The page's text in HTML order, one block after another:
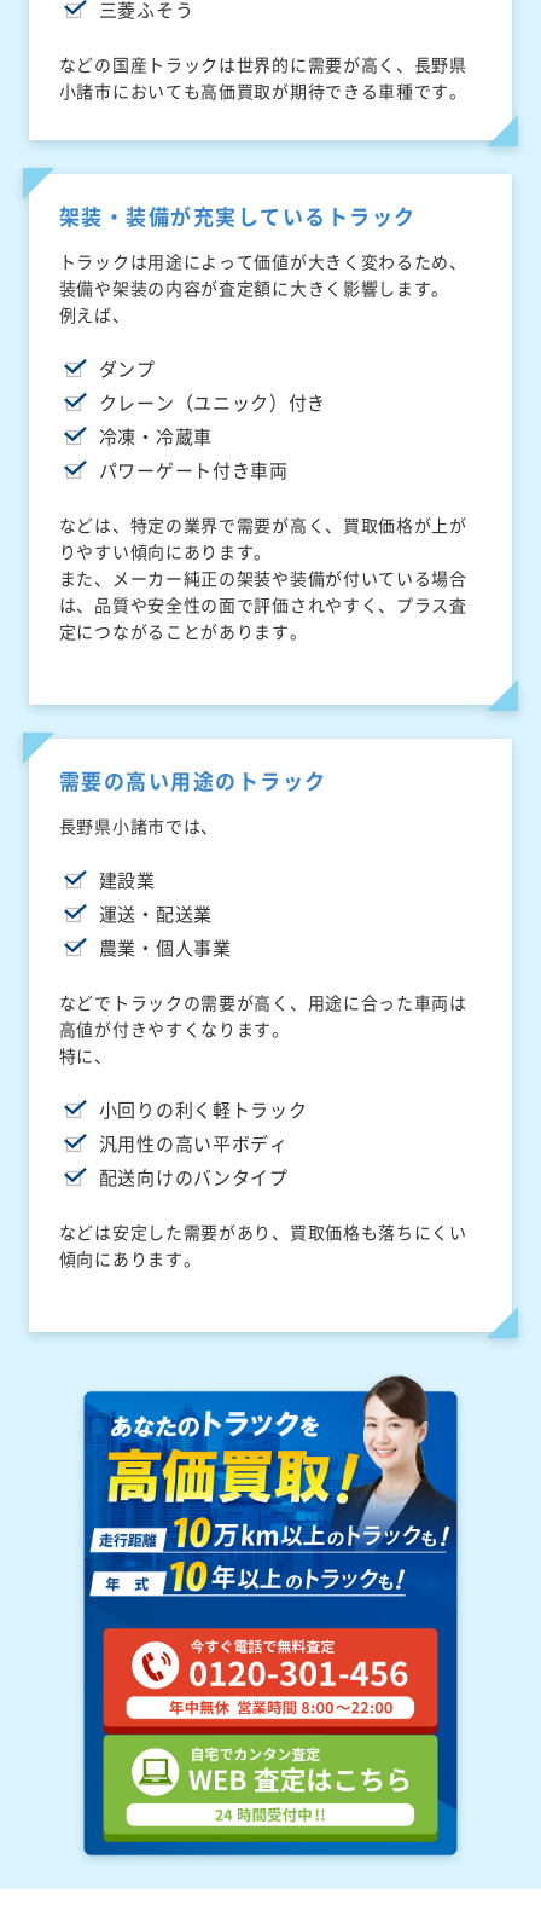
三菱ふそう
などの国産トラックは世界的に需要が高く、長野県
小諸市においても高価買取が期待できる車種です。
架装・装備が充実しているトラック
トラックは用途によって価値が大きく変わるため、
装備や架装の内容が査定額に大きく影響します。
例えば、
ダンプ
クレーン（ユニック）付き
冷凍・冷蔵車
パワーゲート付き車両
などは、特定の業界で需要が高く、買取価格が上が
りやすい傾向にあります。
また、メーカー純正の架装や装備が付いている場合
は、品質や安全性の面で評価されやすく、プラス査
定につながることがあります。
需要の高い用途のトラック
長野県小諸市では、
建設業
運送・配送業
農業・個人事業
などでトラックの需要が高く、用途に合った車両は
高値が付きやすくなります。
特に、
小回りの利く軽トラック
汎用性の高い平ボディ
配送向けのバンタイプ
などは安定した需要があり、買取価格も落ちにくい
傾向にあります。